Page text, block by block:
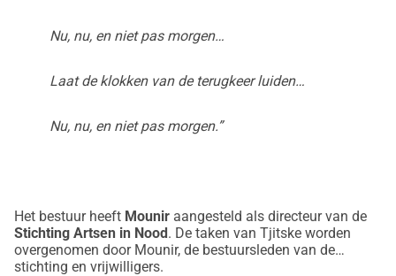
Nu, nu, en niet pas morgen…
Laat de klokken van de terugkeer luiden…
Nu, nu, en niet pas morgen.”
Het bestuur heeft Mounir aangesteld als directeur van de
Stichting Artsen in Nood. De taken van Tjitske worden
overgenomen door Mounir, de bestuursleden van de
stichting en vrijwilligers.